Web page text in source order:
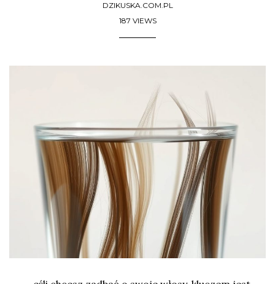
DZIKUSKA.COM.PL
187 VIEWS